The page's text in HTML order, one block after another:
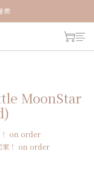
購物金
業
MoonStar
！ on order
家！ on order